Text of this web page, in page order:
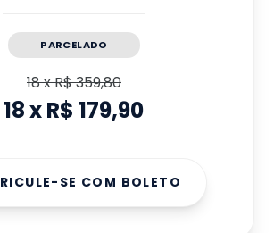
PARCELADO
18xR$ 359,80
18xR$ 179,90
SE COM BOLETO